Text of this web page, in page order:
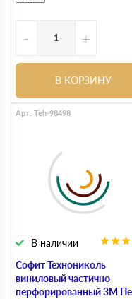
- +
В КОРЗИНУ
Софит Технониколь
виниловый частично
перфорированный 3М
В наличии
Арт. Teh-98498